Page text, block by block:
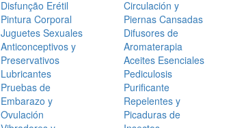
Disfunção Erétil
Pintura Corporal
Juguetes Sexuales
Anticonceptivos y
Preservativos
Lubricantes
Pruebas de
Embarazo y
Ovulación
Circulación y
Piernas Cansadas
Difusores de
Aromaterapia
Aceites Esenciales
Pediculosis
Purificante
Repelentes y
Picaduras de